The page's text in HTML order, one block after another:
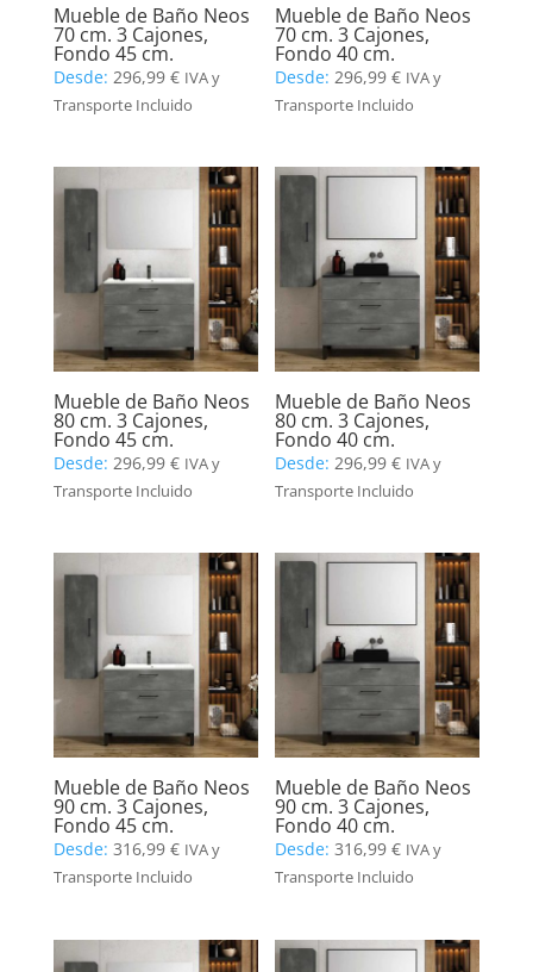
Mueble de Baño Neos
70 cm. 3 Cajones,
Fondo 45 cm.
Desde: 296,99 € IVA y
Transporte Incluido
Mueble de Baño Neos
70 cm. 3 Cajones,
Fondo 40 cm.
Desde:296,99€ IVA y
Transporte Incluido
Mueble de Baño Neos
80 cm. 3 Cajones,
Fondo 45 cm.
Desde: 296,99 € IVA y
Transporte Incluido
Mueble de Baño Neos
80 cm. 3 Cajones,
Fondo 40 cm.
Desde:296,99€ IVA y
Transporte Incluido
Mueble de Baño Neos
90 cm. 3 Cajones,
Fondo 45 cm.
Desde: 316,99 € IVA y
Transporte Incluido
Mueble de Baño Neos
90 cm. 3 Cajones,
Fondo 40 cm.
Desde:316,99€ IVA y
Transporte Incluido